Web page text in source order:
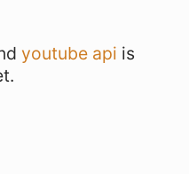
youtube api is